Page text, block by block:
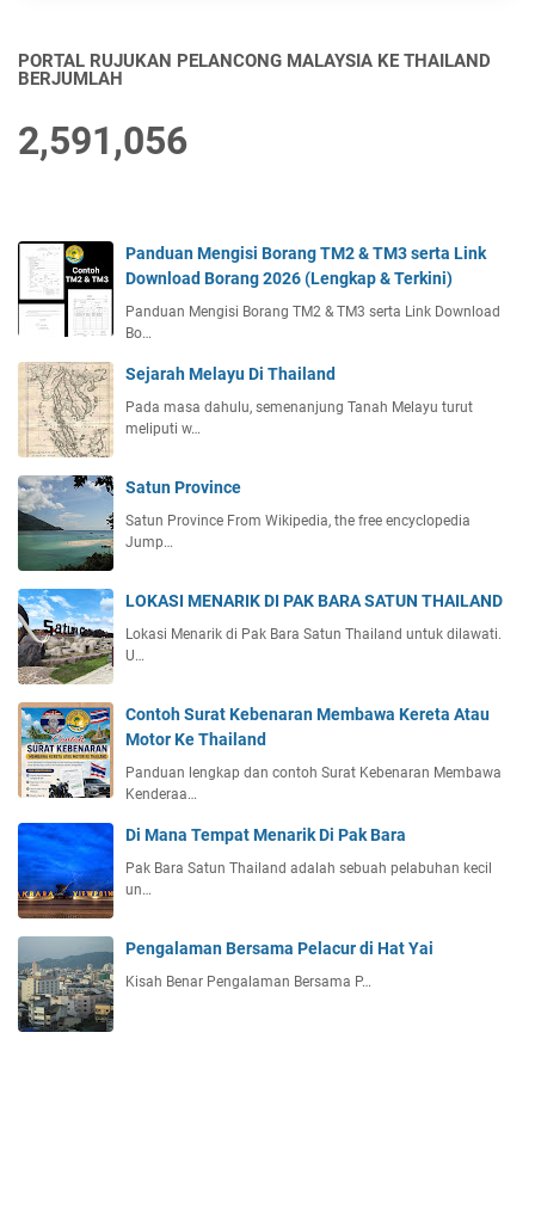
PORTAL RUJUKAN PELANCONG MALAYSIA KE THAILAND
BERJUMLAH
2,591,056
Panduan Mengisi Borang TM2 & TM3 serta Link
Download Borang 2026 (Lengkap & Terkini)
Panduan Mengisi Borang TM2 & TM3 serta Link Download
Bo…
Sejarah Melayu Di Thailand
Pada masa dahulu, semenanjung Tanah Melayu turut
meliputi w…
Satun Province
Satun Province From Wikipedia, the free encyclopedia
Jump…
LOKASI MENARIK DI PAK BARA SATUN THAILAND
Lokasi Menarik di Pak Bara Satun Thailand untuk dilawati.
U…
Contoh Surat Kebenaran Membawa Kereta Atau
Motor Ke Thailand
Panduan lengkap dan contoh Surat Kebenaran Membawa
Kenderaa…
Di Mana Tempat Menarik Di Pak Bara
Pak Bara Satun Thailand adalah sebuah pelabuhan kecil
un…
Pengalaman Bersama Pelacur di Hat Yai
Kisah Benar Pengalaman Bersama P…